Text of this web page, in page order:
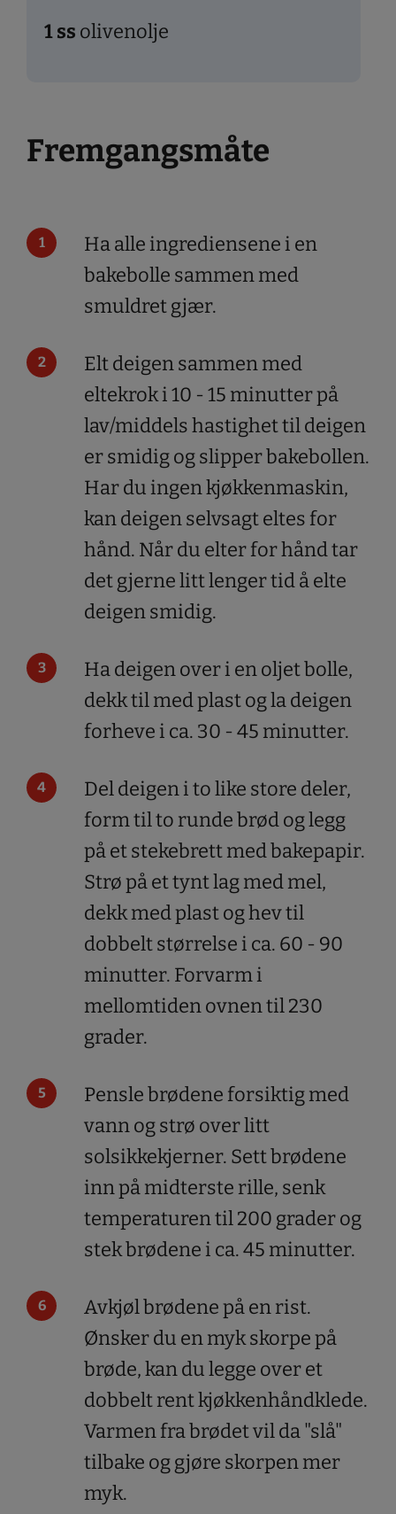
1ss olivenolje
Fremgangsmåte
Ha alle ingrediensene i en
bakebolle sammen med
smuldret gjær.
Elt deigen sammen med
eltekrok i 10 - 15 minutter på
lav/middels hastighet til deigen
er smidig og slipper bakebollen.
Har du ingen kjøkkenmaskin,
kan deigen selvsagt eltes for
hånd. Når du elter for hånd tar
det gjerne litt lenger tid å elte
deigen smidig.
Ha deigen over i en oljet bolle,
dekk til med plast og la deigen
forheve i ca. 30 - 45 minutter.
Del deigen i to like store deler,
form til to runde brød og legg
på et stekebrett med bakepapir.
Strø på et tynt lag med mel,
dekk med plast og hev til
dobbelt størrelse i ca. 60 - 90
minutter. Forvarm i
mellomtiden ovnen til 230
grader.
Pensle brødene forsiktig med
vann og strø over litt
solsikkekjerner. Sett brødene
inn på midterste rille, senk
temperaturen til 200 grader og
stek brødene i ca. 45 minutter.
Avkjøl brødene på en rist.
Ønsker du en myk skorpe på
brøde, kan du legge over et
dobbelt rent kjøkkenhåndklede.
Varmen fra brødet vil da "slå"
tilbake og gjøre skorpen mer
myk.